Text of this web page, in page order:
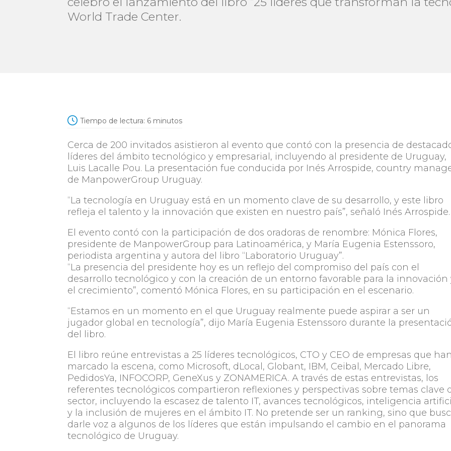
World Trade Center.
Tiempo de lectura: 6 minutos
Cerca de 200 invitados asistieron al evento que contó con la presencia de
líderes del ámbito tecnológico y empresarial, incluyendo al presidente de Uruguay,
Luis Lacalle Pou. La presentación fue conducida por Inés Arrospide, country
de ManpowerGroup Uruguay.
“La tecnología en Uruguay está en un momento clave de su desarrollo, y este libro
refleja el talento y la innovación que existen en nuestro país”, señaló Inés Arrospide.
El evento contó con la participación de dos oradoras de renombre: Mónica Flores,
presidente de ManpowerGroup para Latinoamérica, y María Eugenia Estenssoro,
periodista argentina y autora del libro “Laboratorio Uruguay”.
“La presencia del presidente hoy es un reflejo del compromiso del país con el
desarrollo tecnológico y con la creación de un entorno favorable para la innovación
el crecimiento”, comentó Mónica Flores, en su participación en el escenario.
“Estamos en un momento en el que Uruguay realmente puede aspirar a ser un
jugador global en tecnología”, dijo María Eugenia Estenssoro durante la
del libro.
El libro reúne entrevistas a 25 líderes tecnológicos, CTO y CEO de empresas que han
marcado la escena, como Microsoft, dLocal, Globant, IBM, Ceibal, Mercado Libre,
PedidosYa, INFOCORP, GeneXus y ZONAMERICA. A través de estas entrevistas, los
referentes tecnológicos compartieron reflexiones y perspectivas sobre temas clave
sector, incluyendo la escasez de talento IT, avances tecnológicos, inteligencia
y la inclusión de mujeres en el ámbito IT. No pretende ser un ranking, sino que
darle voz a algunos de los líderes que están impulsando el cambio en el panorama
tecnológico de Uruguay.